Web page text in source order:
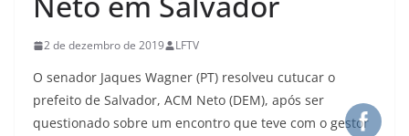
2 de dezembro de 2019 LFTV
O senador Jaques Wagner (PT) resolveu cutucar o
prefeito de Salvador, ACM Neto (DEM), após ser
questionado sobre um encontro que teve com o gestor